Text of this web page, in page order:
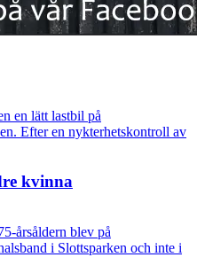
en lätt lastbil på
Efter en nykterhetskontroll av
kvinna
årsåldern blev på
i Slottsparken och inte i